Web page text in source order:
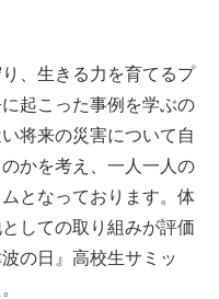
、生きる力を育てるプ
起こった事例を学ぶの
将来の災害について自
かを考え、一人一人の
となっております。体
しての取り組みが評価
の日』高校生サミッ